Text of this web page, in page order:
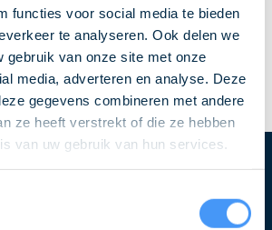
functies voor social media te bieden
te analyseren. Ook delen we
gebruik van onze site met onze
media, adverteren en analyse. Deze
gegevens combineren met andere
ze heeft verstrekt of die ze hebben
van uw gebruik van hun services.